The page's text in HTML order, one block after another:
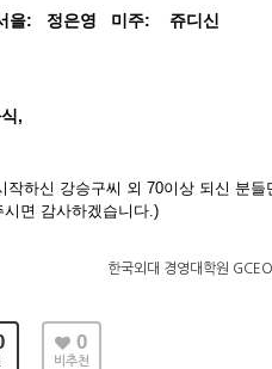
을: 정은영 미주: 쥬디신
,
하신 강승구씨 외 70이상 되신 분
면 감사하겠습니다.)
한국외대 경영대학원
0
비추천